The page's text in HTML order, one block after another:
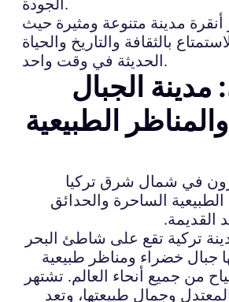
الجودة.
أنقرة مدينة متنوعة ومثيرة حيث
بالثقافة والتاريخ والحياة
الحديثة في وقت واحد.
الجبال
الطبيعية
في شمال شرق تركيا
الطبيعية الساحرة والحدائق
القديمة.
تركية تقع على شاطئ البحر
جبال خضراء ومناظر طبيعية
من جميع أنحاء العالم. تشتهر
وجمال طبيعتها، وتعد